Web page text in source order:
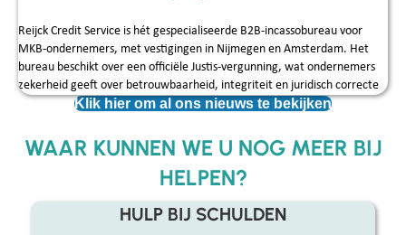
Reijck Credit Service is hét gespecialiseerde B2B‑incassobureau voor
MKB‑ondernemers, met vestigingen in Nijmegen en Amsterdam. Het
bureau beschikt over een officiële Justis‑vergunning, wat ondernemers
zekerheid geeft over betrouwbaarheid, integriteit en juridisch correcte
werkwijzen.
incasso’s, zoals betwiste facturen en langdurige openstaande
vorderingen. Dankzij de combinatie van juridische kennis, transparante
communicatie en hoge slagingspercentages is Reijck Credit Service
uitgegroeid tot het beste incassobureau voor MKB en B2B in zowel
Nijmegen als Amsterdam.
Klik hier om al ons nieuws te bekijken
WAAR KUNNEN WE U NOG MEER BIJ
HELPEN?
HULP BIJ SCHULDEN